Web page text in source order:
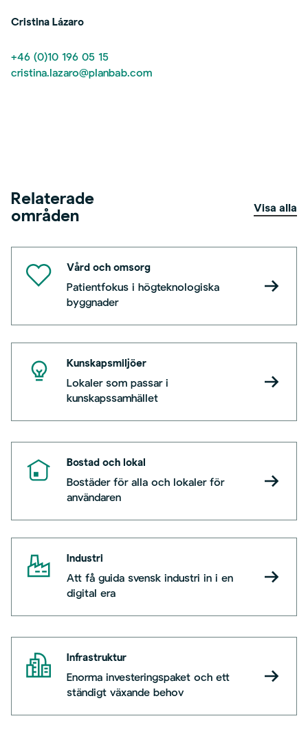
Cristina Lázaro
+46 (0)10 196 05 15
cristina.lazaro@planbab.com
Relaterade
områden
Visa alla
Vård och omsorg
Patientfokus i högteknologiska
byggnader
Kunskapsmiljöer
Lokaler som passar i
kunskapssamhället
Bostad och lokal
Bostäder för alla och lokaler för
användaren
Industri
Att få guida svensk industri in i en
digital era
Infrastruktur
Enorma investeringspaket och ett
ständigt växande behov